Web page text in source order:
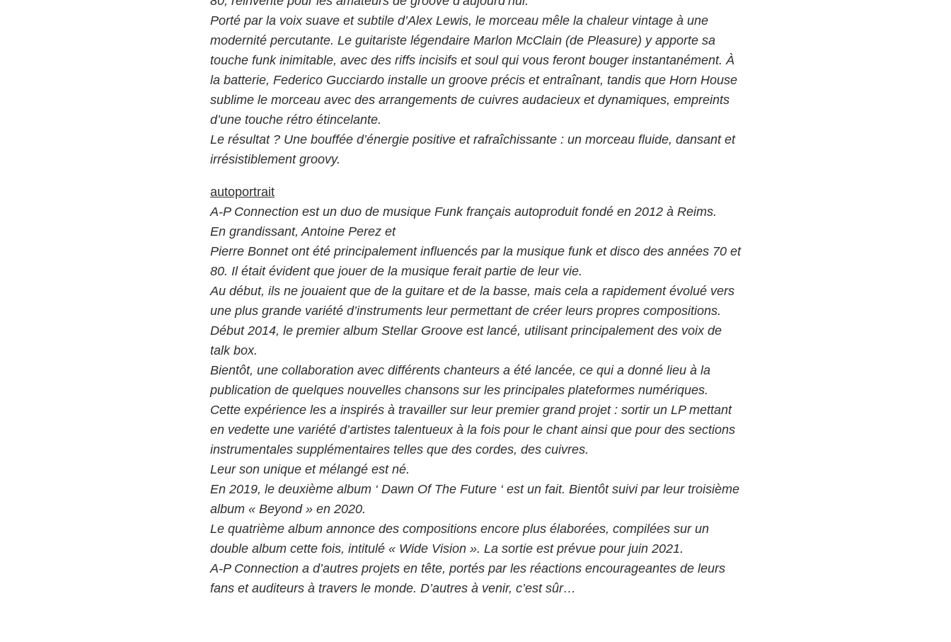
Porté par la voix suave et subtile d’Alex Lewis, le morceau mêle la chaleur vintage à une
modernité percutante. Le guitariste légendaire Marlon McClain (de Pleasure) y apporte sa
touche funk inimitable, avec des riffs incisifs et soul qui vous feront bouger instantanément. À
la batterie, Federico Gucciardo installe un groove précis et entraînant, tandis que Horn House
sublime le morceau avec des arrangements de cuivres audacieux et dynamiques, empreints
d’une touche rétro étincelante.
Le résultat ? Une bouffée d’énergie positive et rafraîchissante : un morceau fluide, dansant et
irrésistiblement groovy.
autoportrait
A-P Connection est un duo de musique Funk français autoproduit fondé en 2012 à Reims.
En grandissant, Antoine Perez et
Pierre Bonnet ont été principalement influencés par la musique funk et disco des années 70 et
80. Il était évident que jouer de la musique ferait partie de leur vie.
Au début, ils ne jouaient que de la guitare et de la basse, mais cela a rapidement évolué vers
une plus grande variété d’instruments leur permettant de créer leurs propres compositions.
Début 2014, le premier album Stellar Groove est lancé, utilisant principalement des voix de
talk box.
Bientôt, une collaboration avec différents chanteurs a été lancée, ce qui a donné lieu à la
publication de quelques nouvelles chansons sur les principales plateformes numériques.
Cette expérience les a inspirés à travailler sur leur premier grand projet : sortir un LP mettant
en vedette une variété d’artistes talentueux à la fois pour le chant ainsi que pour des sections
instrumentales supplémentaires telles que des cordes, des cuivres.
Leur son unique et mélangé est né.
En 2019, le deuxième album ‘ Dawn Of The Future ‘ est un fait. Bientôt suivi par leur troisième
album « Beyond » en 2020.
Le quatrième album annonce des compositions encore plus élaborées, compilées sur un
double album cette fois, intitulé « Wide Vision ». La sortie est prévue pour juin 2021.
A-P Connection a d’autres projets en tête, portés par les réactions encourageantes de leurs
fans et auditeurs à travers le monde. D’autres à venir, c’est sûr…